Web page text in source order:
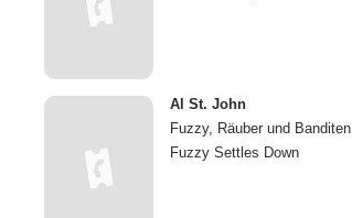
Al St. John
Fuzzy, Räuber und Banditen
Fuzzy Settles Down